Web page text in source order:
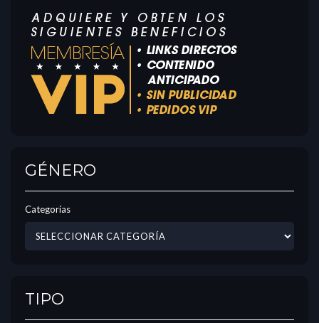
GÉNERO
Categorías
TIPO